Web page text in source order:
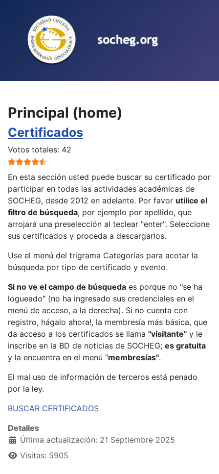
Principal (home)
Certificados
Ratio: 4.5/5
Votos totales: 42
En esta sección usted puede buscar su certificado por
participar en todas las actividades académicas de
SOCHEG, desde 2012 en adelante. Por favor utilice el
filtro de búsqueda, por ejemplo por apellido, que
arrojará una preselección al teclear "enter". Seleccione
sus certificados y proceda a descargarlos.
Use el menú del trigrama Categorías para acotar la
búsqueda por tipo de certificado y evento.
Si no ve el campo de búsqueda es porque no "se ha
logueado" (no ha ingresado sus credenciales en el
menú de acceso, a la derecha). Si no cuenta con
registro, hágalo ahora!, la membresía más básica, que
da acceso a los certificados se llama "visitante" y le
inscribe en la BD de noticias de SOCHEG; es gratuita
y la encuentra en el menú "membresías".
El mal uso de información de terceros está penado
por la ley.
BUSCAR CERTIFICADOS
Detalles
Última actualización: 21 Septiembre 2025
Visitas: 5905